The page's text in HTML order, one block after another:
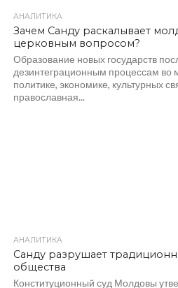
АНАЛИТИКА
Зачем Санду раскалывает
церковным вопросом?
Образование новых государств
дезинтеграционным процессам во
политике, экономике, культурных
православная...
АНАЛИТИКА
Санду разрушает
общества
Конституционный суд Молдовы